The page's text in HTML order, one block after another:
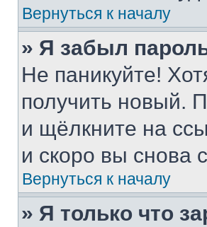
Вернуться к началу
» Я забыл
Не паникуйте!
получить новый.
и щёлкните на
и скоро вы снова
Вернуться к началу
» Я только что